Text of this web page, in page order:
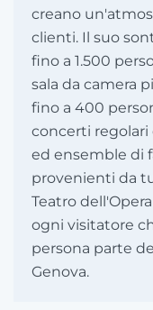
creano
clienti. Il suo
fino a 1.500
sala da camera
fino a 400
concerti
ed ensemble di
provenienti da
Teatro
ogni visitatore
persona parte
Genova.